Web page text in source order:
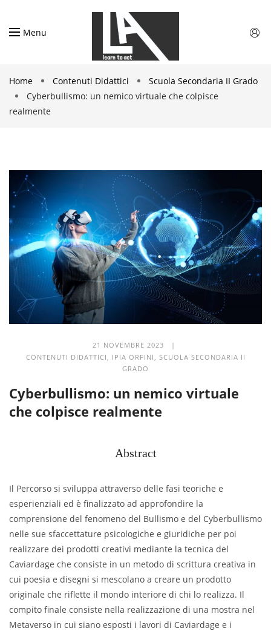
Menu
Home Contenuti Didattici
Scuola Secondaria II Grado
Cyberbullismo: un nemico virtuale che colpisce
realmente
21 NOVEMBRE 2023 |
CONTENUTI DIDATTICI
IPIA ORFINI
SCUOLA SECONDARIA II
GRADO
Cyberbullismo: un nemico virtuale
che colpisce realmente
Abstract
Il Percorso si sviluppa attraverso delle fasi teoriche e
esperienziali ed è finalizzato ad approfondire la
comprensione del fenomeno del Bullismo e del Cyberbullismo
nelle sue sfaccettature psicologiche e giuridiche per poi
realizzare dei prodotti creativi mediante la tecnica del
Caviardage che consiste in un metodo di scrittura creativa in
cui poesia e disegni si mescolano a creare un prodotto
originale che riflette il mondo interiore di chi lo realizza. Il
compito finale consiste nella realizzazione di una mostra nel
Metaverso in cui siano esposti i lavori di Caviardage e i